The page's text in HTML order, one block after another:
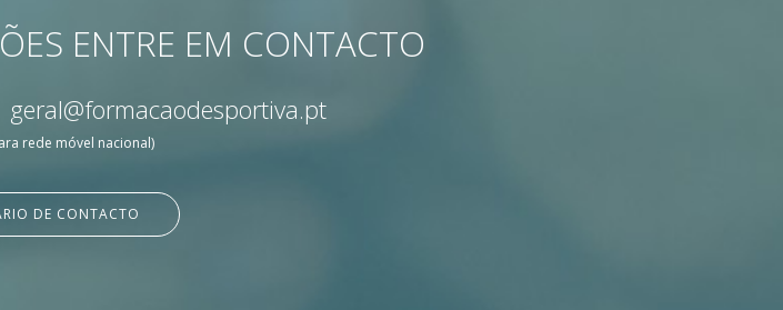
ENTRE EM CONTACTO
geral@formacaodesportiva.pt
rede móvel nacional)
DE CONTACTO